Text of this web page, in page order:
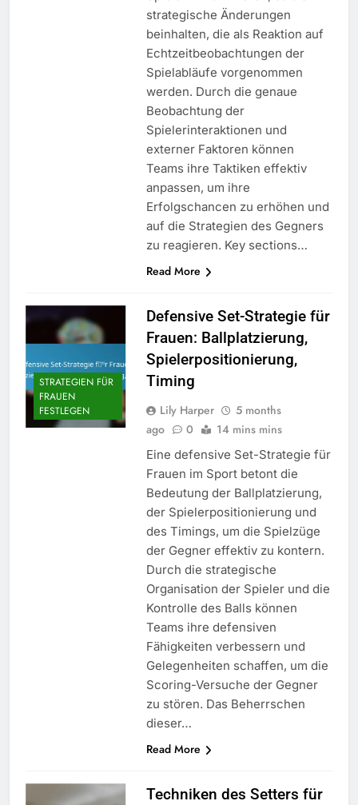
strategische Änderungen
beinhalten, die als Reaktion auf
Echtzeitbeobachtungen der
Spielabläufe vorgenommen
werden. Durch die genaue
Beobachtung der
Spielerinteraktionen und
externer Faktoren können
Teams ihre Taktiken effektiv
anpassen, um ihre
Erfolgschancen zu erhöhen und
auf die Strategien des Gegners
zu reagieren. Key sections…
Read More
STRATEGIEN FÜR
FRAUEN
FESTLEGEN
Defensive Set-Strategie für
Frauen: Ballplatzierung,
Spielerpositionierung,
Timing
Lily Harper
5 months
ago
0 14 mins mins
Eine defensive Set-Strategie für
Frauen im Sport betont die
Bedeutung der Ballplatzierung,
der Spielerpositionierung und
des Timings, um die Spielzüge
der Gegner effektiv zu kontern.
Durch die strategische
Organisation der Spieler und die
Kontrolle des Balls können
Teams ihre defensiven
Fähigkeiten verbessern und
Gelegenheiten schaffen, um die
Scoring-Versuche der Gegner
zu stören. Das Beherrschen
dieser…
Read More
Techniken des Setters für